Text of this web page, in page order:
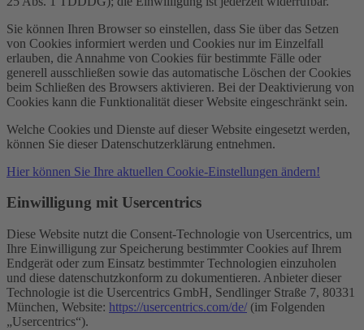
Sie können Ihren Browser so einstellen, dass Sie über das Setzen
von Cookies informiert werden und Cookies nur im Einzelfall
erlauben, die Annahme von Cookies für bestimmte Fälle oder
generell ausschließen sowie das automatische Löschen der Cookies
beim Schließen des Browsers aktivieren. Bei der Deaktivierung von
Cookies kann die Funktionalität dieser Website eingeschränkt sein.
Welche Cookies und Dienste auf dieser Website eingesetzt werden,
können Sie dieser Datenschutzerklärung entnehmen.
Hier können Sie Ihre aktuellen Cookie-Einstellungen ändern!
Einwilligung mit Usercentrics
Diese Website nutzt die Consent-Technologie von Usercentrics, um
Ihre Einwilligung zur Speicherung bestimmter Cookies auf Ihrem
Endgerät oder zum Einsatz bestimmter Technologien einzuholen
und diese datenschutzkonform zu dokumentieren. Anbieter dieser
Technologie ist die Usercentrics GmbH, Sendlinger Straße 7, 80331
München, Website: https://usercentrics.com/de/ (im Folgenden
„Usercentrics“).